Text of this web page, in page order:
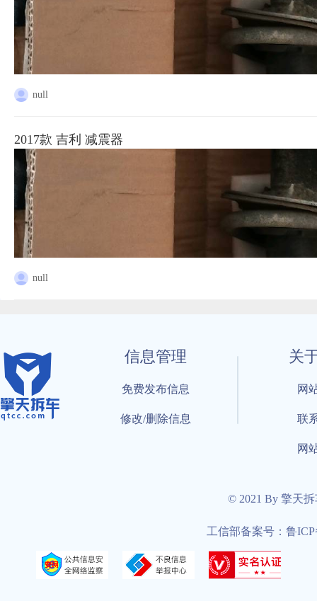
null
2017款 吉利 减震器
null
信息管理
免费发布信息
修改/删除信息
关
网
联
网
© 2021 By 擎天
工信部备案号：鲁